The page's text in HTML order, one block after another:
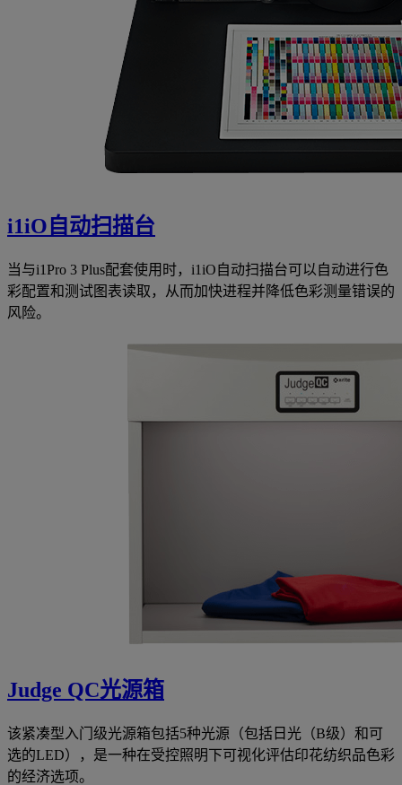
i1iO自动扫描台
当与i1Pro 3 Plus配套使用时，i1iO自动扫描台可以自动进行色
彩配置和测试图表读取，从而加快进程并降低色彩测量错误的
风险。
Judge QC光源箱
该紧凑型入门级光源箱包括5种光源（包括日光（B级）和可
选的LED），是一种在受控照明下可视化评估印花纺织品色彩
的经济选项。